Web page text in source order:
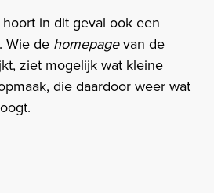
in dit geval ook een
Wie de homepagevan de
ziet mogelijk wat kleine
die daardoor weer wat